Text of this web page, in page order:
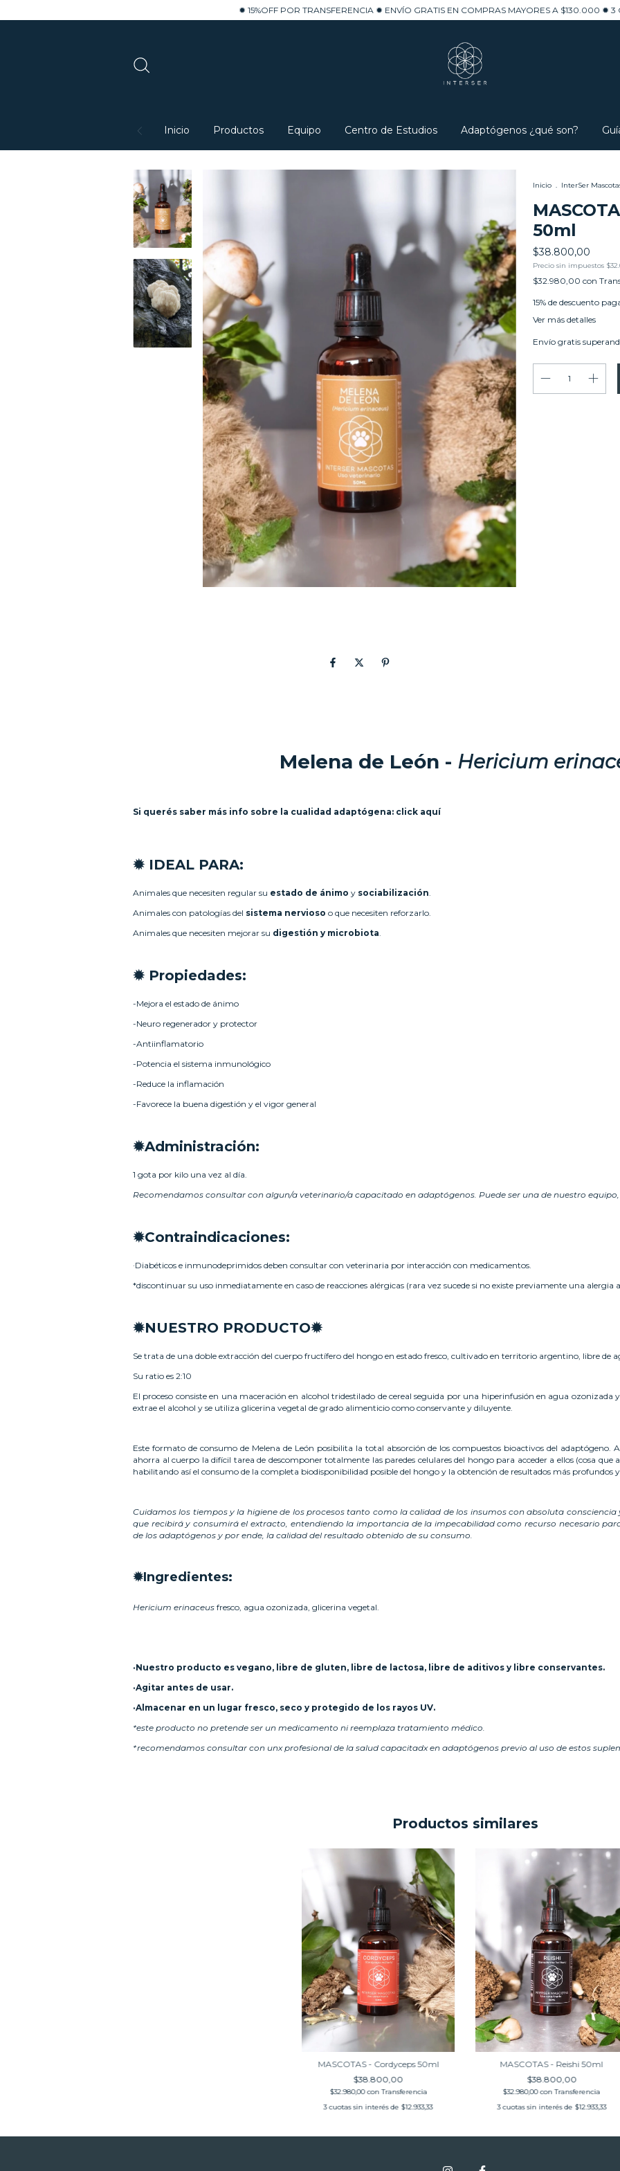
✹ 15%OFF POR TRANSFERENCIA ✹ ENVÍO GRATIS EN COMPRAS MAYORES A $130.000 ✹ 3 CUOTAS SIN
Inicio Productos Equipo Centro de Estudios Adaptógenos ¿qué son?
Inicio . InterSer
50ml
$38.800,00
Precio sin impuestos
$32.980,00 con
15% de descuento
Ver más detalles
Envío gratis
Melena de León - Hericium
Si querés saber más info sobre la cualidad adaptógena: click aquí
✹ IDEAL PARA:
Animales que necesiten regular su estado de ánimo y sociabilización.
Animales con patologías del sistema nervioso o que necesiten reforzarlo.
Animales que necesiten mejorar su digestión y microbiota.
✹ Propiedades:
-Mejora el estado de ánimo
-Neuro regenerador y protector
-Antiinflamatorio
-Potencia el sistema inmunológico
-Reduce la inflamación
-Favorece la buena digestión y el vigor general
✹Administración:
1 gota por kilo una vez al día.
Recomendamos consultar con algun/a veterinario/a capacitado en adaptógenos. Puede ser una de nuestro
✹Contraindicaciones:
·Diabéticos e inmunodeprimidos deben consultar con veterinaria por interacción con medicamentos.
*discontinuar su uso inmediatamente en caso de reacciones alérgicas (rara vez sucede si no existe previamente una alergia
✹NUESTRO PRODUCTO✹
Se trata de una doble extracción del cuerpo fructífero del hongo en estado fresco, cultivado en territorio argentino, libre de
Su ratio es 2:10
El proceso consiste en una maceración en alcohol tridestilado de cereal seguida por una hiperinfusión en agua ozonizada
extrae el alcohol y se utiliza glicerina vegetal de grado alimenticio como conservante y diluyente.
Este formato de consumo de Melena de León posibilita la total absorción de los compuestos bioactivos del adaptógeno.
ahorra al cuerpo la difícil tarea de descomponer totalmente las paredes celulares del hongo para acceder a ellos (cosa
habilitando así el consumo de la completa biodisponibilidad posible del hongo y la obtención de resultados más profundos y
Cuidamos los tiempos y la higiene de los procesos tanto como la calidad de los insumos con absoluta
que recibirá y consumirá el extracto, entendiendo la importancia de la impecabilidad como recurso necesario
de los adaptógenos y por ende, la calidad del resultado obtenido de su consumo.
✹Ingredientes:
Hericium erinaceus fresco, agua ozonizada, glicerina vegetal.
·Nuestro producto es vegano, libre de gluten, libre de lactosa, libre de aditivos y libre conservantes.
·Agitar antes de usar.
·Almacenar en un lugar fresco, seco y protegido de los rayos UV.
*este producto no pretende ser un medicamento ni reemplaza tratamiento médico.
*recomendamos consultar con unx profesional de la salud capacitadx en adaptógenos previo al uso de estos
Productos similares
MASCOTAS - Cordyceps 50ml
$38.800,00
$32.980,00con Transferencia
3 cuotas sin interés de $12.933,33
MASCOTAS - Reishi 50ml
$38.800,00
$32.980,00con Transferencia
3 cuotas sin interés de $12.933,33